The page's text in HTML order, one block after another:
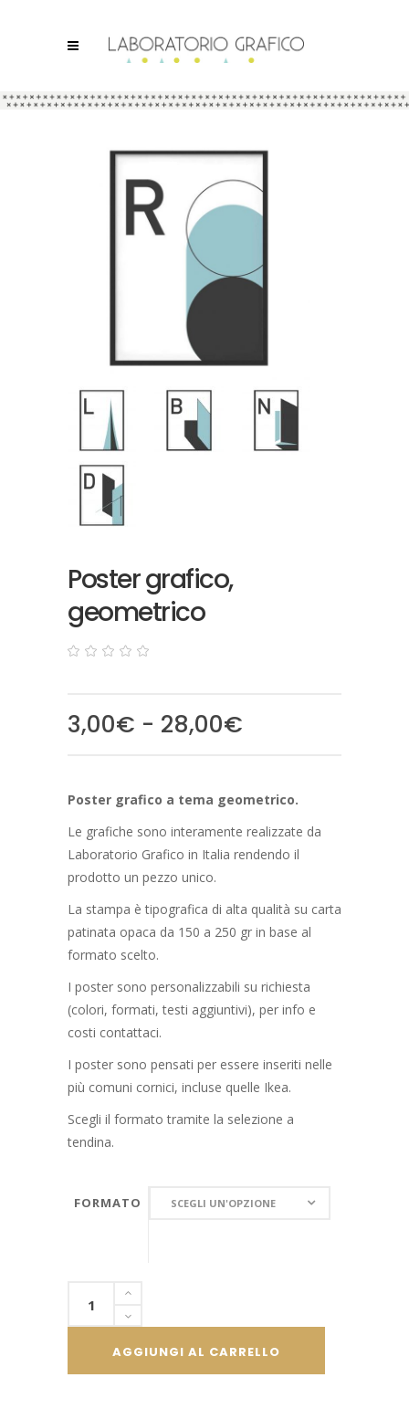
Poster grafico,
geometrico
on
customer
3,00€ - 28,00€
da
3,00€
a
28,00€
Poster grafico a tema geometrico.
Le grafiche sono interamente realizzate da
Laboratorio Grafico in Italia rendendo il
prodotto un pezzo unico.
La stampa è tipografica di alta qualità su carta
patinata opaca da 150 a 250 gr in base al
formato scelto.
I poster sono personalizzabili su richiesta
(colori, formati, testi aggiuntivi), per info e
costi contattaci.
I poster sono pensati per essere inseriti nelle
più comuni cornici, incluse quelle Ikea.
Scegli il formato tramite la selezione a
tendina.
FORMATO SCEGLI UN'OPZIONE
FORMATO
AGGIUNGI AL CARRELLO